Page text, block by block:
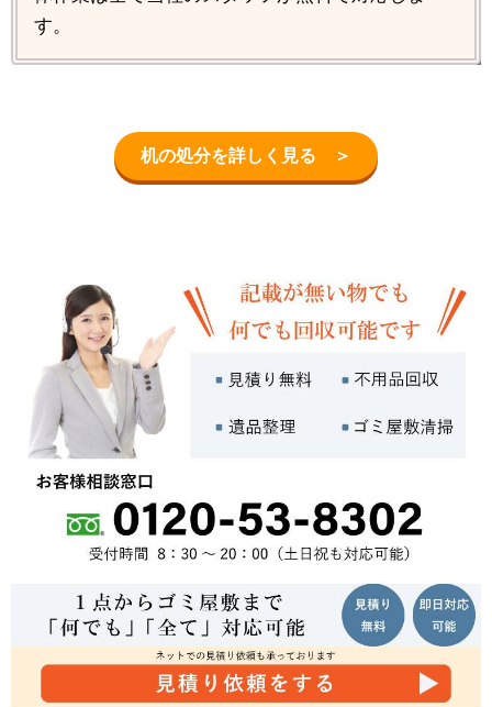
す。
机の処分を詳しく見る ＞